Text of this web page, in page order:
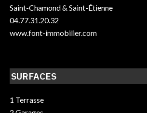
Saint-Chamond & Saint-Étienne
04.77.31.20.32
www.font-immobilier.com
SURFACES
1 Terrasse